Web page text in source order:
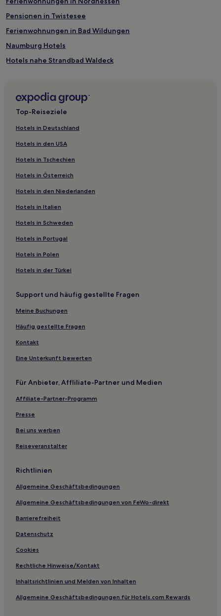
Preise
Verfügbarkeiten
können
ändern.
können
Pensionen in Twistesee
Ferienwohnungen in Bad Wildungen
Naumburg Hotels
Hotels nahe Strandbad Waldeck
Obergude Hotels
Hotels nahe Hugenotten- und Waldenserpfad
Kirchheim Hotels
Bad Zwesten Hotels
Landkreis Marburg-Biedenkopf: Hotels
Empfershausen Hotels
Wolfhagen Hotels
Wellen Hotels
Marburg Hotels
Großropperhausen Hotels
Niederwald Hotels
Gemünden Hotels
Halsdorf Hotels
Hotels nahe Bahnhof Wolfhagen
Kassel Hotels
Brasselsberg: Hotels
Bad Wilhelmshöhe: Hotels
Hotels nahe Martinskirche Kassel
Hotels nahe S-Bahn-Station Körle
Landkreis Kassel: Hotels
Hotels nahe Straßenbahnhaltestelle Rathaus-
Fünffensterstraße
Waßmuthshausen Hotels
Hotels nahe Bahnhof Frankenberg-Goßberg
Top-Reiseziele
Hotels in Deutschland
Hotels in den USA
Hotels in Tschechien
Hotels in Österreich
Hotels in den Niederlanden
Hotels in Italien
Hotels in Schweden
Hotels in Portugal
Hotels in Polen
Hotels in der Türkei
Support und häufig gestellte Fragen
Meine Buchungen
Häufig gestellte Fragen
Kontakt
Eine Unterkunft bewerten
Für Anbieter, Affliliate-Partner und Medien
Affiliate-Partner-Programm
Presse
Bei uns werben
Reiseveranstalter
Richtlinien
Allgemeine Geschäftsbedingungen
Allgemeine Geschäftsbedingungen von FeWo-direkt
Barrierefreiheit
Datenschutz
Cookies
Rechtliche Hinweise/Kontakt
Inhaltsrichtlinien und Melden von Inhalten
Allgemeine Geschäftsbedingungen für Hotels.com Rewards